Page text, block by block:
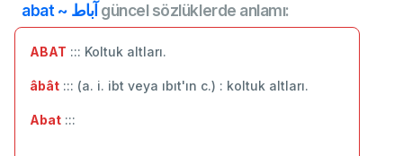
abat ~ آباط güncel sözlüklerde anlamı:
ABAT ::: Koltuk altları.
âbât ::: (a. i. ibt veya ıbıt'ın c.) : koltuk altları.
Abat :::